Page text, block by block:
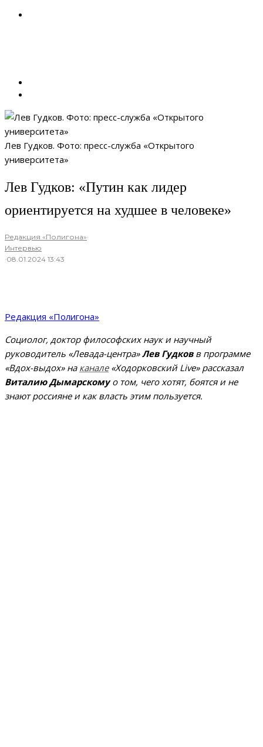
Лев Гудков. Фото: пресс-служба «Открытого
университета»
Лев Гудков: «Путин как лидер
ориентируется на худшее в человеке»
Редакция «Полигона»·
Интервью
·08.01.2024 13:43
Редакция «Полигона»
Социолог, доктор философских наук и научный
руководитель «Левада-центра»Лев Гудковв программе
«Вдох-выдох» на канале«Ходорковский Live» рассказал
Виталию Дымарскомуо том, чего хотят, боятся и не
знают россияне и как власть этим пользуется.